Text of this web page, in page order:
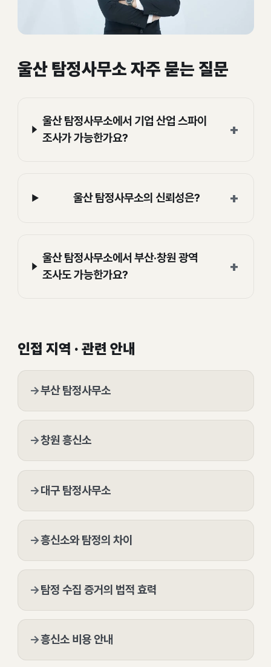
울산 탐정사무소 자주 묻는 질문
울산 탐정사무소에서 기업 산업 스파이
조사가 가능한가요?
+
울산 탐정사무소의 신뢰성은? +
울산 탐정사무소에서 부산·창원 광역
조사도 가능한가요?
+
인접 지역 · 관련 안내
→부산 탐정사무소
→창원 흥신소
→대구 탐정사무소
→흥신소와 탐정의 차이
→탐정 수집 증거의 법적 효력
→흥신소 비용 안내